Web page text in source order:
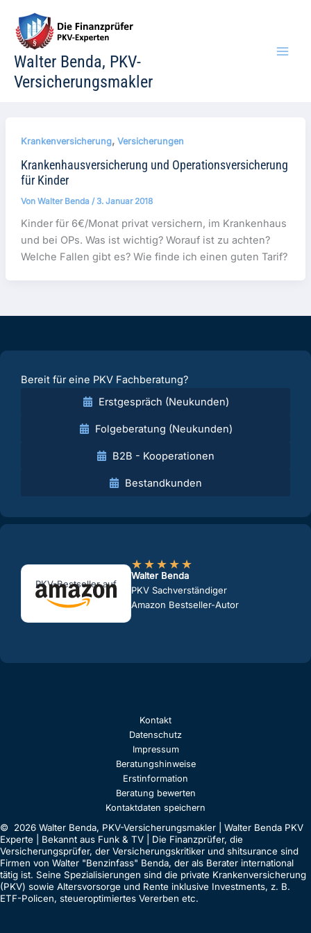
Inhalt
springen
Walter Benda, PKV-
Versicherungsmakler
Krankenversicherung, Versicherungen
Krankenhausversicherung und Operationsversicherung
für Kinder
Von Walter Benda / 3. Januar 2018
Kinder für 6€/Monat privat versichern, im Krankenhaus
und bei OPs. Was ist wichtig? Worauf ist zu achten?
Welche Fallen gibt es? Wie finde ich einen guten Tarif?
Bereit für eine PKV Fachberatung?
Erstgespräch (Neukunden)
Folgeberatung (Neukunden)
B2B - Kooperationen
Bestandkunden
PKV-Bestseller auf
★★★★★
Walter Benda
PKV Sachverständiger
Amazon Bestseller-Autor
Kontakt
Datenschutz
Impressum
Beratungshinweise
Erstinformation
Beratung bewerten
Kontaktdaten speichern
© 2026 Walter Benda, PKV-Versicherungsmakler | Walter Benda PKV
Experte | Bekannt aus Funk & TV | Die Finanzprüfer, die
Versicherungsprüfer, der Versicherungskritiker und shitsurance sind
Firmen von Walter "Benzinfass" Benda, der als Berater international
tätig ist. Seine Spezialisierungen sind die private Krankenversicherung
(PKV) sowie Altersvorsorge und Rente inklusive Investments, z. B.
ETF-Policen, steueroptimiertes Vererben etc.